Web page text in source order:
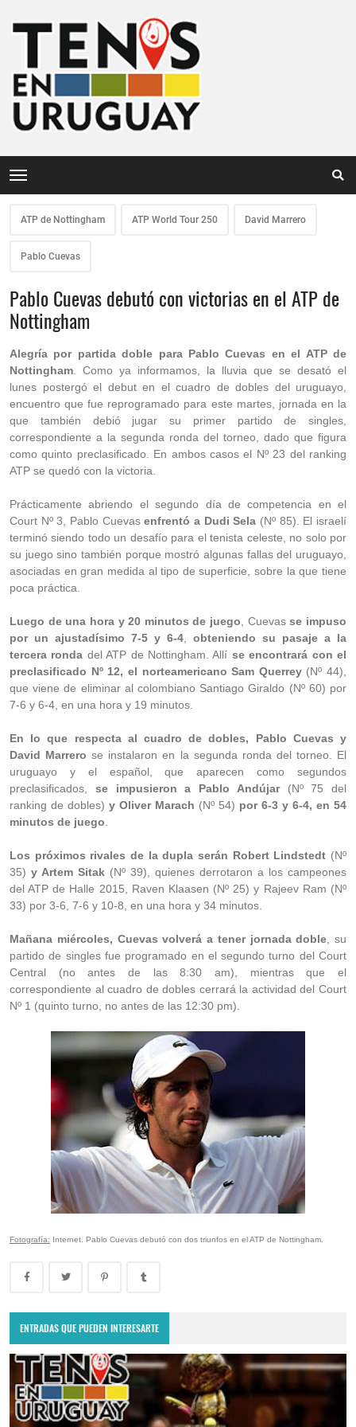
ATP de Nottingham ATP World Tour 250 David Marrero
Pablo Cuevas
Pablo Cuevas debutó con victorias en el ATP de
Nottingham
Alegría por partida doble para Pablo Cuevas en el ATP de
Nottingham . Como ya informamos, la lluvia que se desató el
lunes postergó el debut en el cuadro de dobles del uruguayo,
encuentro que fue reprogramado para este martes, jornada en la
que también debió jugar su primer partido de singles,
correspondiente a la segunda ronda del torneo, dado que figura
como quinto preclasificado. En ambos casos el Nº 23 del ranking
ATP se quedó con la victoria.
Prácticamente abriendo el segundo día de competencia en el
Court Nº 3, Pablo Cuevasenfrentó a Dudi Sela (Nº 85). El israelí
terminó siendo todo un desafío para el tenista celeste, no solo por
su juego sino también porque mostró algunas fallas del uruguayo,
asociadas en gran medida al tipo de superficie, sobre la que tiene
poca práctica.
Luego de una hora y 20 minutos de juego , Cuevasse impuso
por un ajustadísimo 7-5 y 6-4
obteniendo su pasaje a la
tercera ronda del ATP de Nottingham. Allí se encontrará con el
preclasificado Nº 12, el norteamericano Sam Querrey(Nº 44),
que viene de eliminar al colombiano Santiago Giraldo (Nº 60) por
7-6 y 6-4, en una hora y 19 minutos.
En lo que respecta al cuadro de dobles, Pablo Cuevas y
David Marrero se instalaron en la segunda ronda del torneo. El
uruguayo y el español, que aparecen como segundos
preclasificados, se impusieron a Pablo Andújar(Nº 75 del
ranking de dobles) y Oliver Marach (Nº 54) por 6-3 y 6-4, en 54
minutos de juego
Los próximos rivales de la dupla serán Robert Lindstedt (Nº
35) y Artem Sitak (Nº 39), quienes derrotaron a los campeones
del ATP de Halle 2015, Raven Klaasen (Nº 25) y Rajeev Ram (Nº
33) por 3-6, 7-6 y 10-8, en una hora y 34 minutos.
Mañana miércoles, Cuevas volverá a tener jornada doble , su
partido de singles fue programado en el segundo turno del Court
Central (no antes de las 8:30 am), mientras que el
correspondiente al cuadro de dobles cerrará la actividad del Court
Nº 1 (quinto turno, no antes de las 12:30 pm).
Fotografía: Internet. Pablo Cuevas debutó con dos triunfos en el ATP de Nottingham.
ENTRADAS QUE PUEDEN INTERESARTE